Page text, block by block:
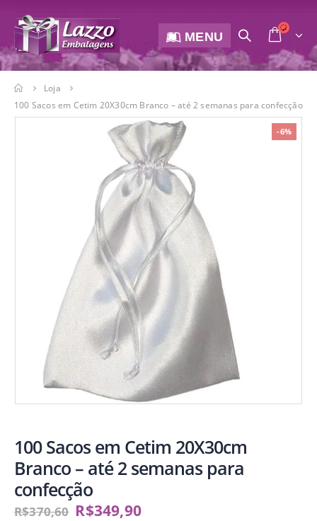
MENU
Loja
100 Sacos em Cetim 20X30cm Branco – até 2 semanas para confecção
-6%
100 Sacos em Cetim 20X30cm
Branco – até 2 semanas para
confecção
R$370,60 R$349,90